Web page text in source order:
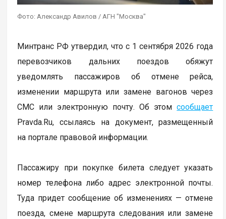
Фото: Александр Авилов / АГН "Москва"
Минтранс РФ утвердил, что с 1 сентября 2026 года
перевозчиков дальних поездов обяжут
уведомлять пассажиров об отмене рейса,
изменении маршрута или замене вагонов через
СМС или электронную почту. Об этомсообщает
Pravda.Ru, ссылаясь на документ, размещенный
на портале правовой информации.
Пассажиру при покупке билета следует указать
номер телефона либо адрес электронной почты.
Туда придет сообщение об изменениях — отмене
поезда, смене маршрута следования или замене